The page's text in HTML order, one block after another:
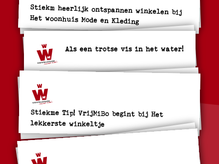
Stiekm heerlijk ontspannen winkelen bij
Het woonhuis Mode en Kleding
Als een trotse vis in het water!
Stiekme Tip! VrijMiBo begint bij Het
lekkerste winkeltje